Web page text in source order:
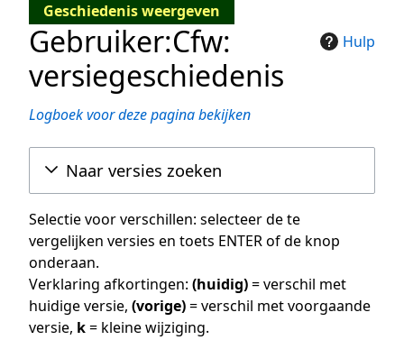
Geschiedenis weergeven
Hulp
Gebruiker:Cfw:
versiegeschiedenis
Logboek voor deze pagina bekijken
Naar versies zoeken
Selectie voor verschillen: selecteer de te
vergelijken versies en toets ENTER of de knop
onderaan.
Verklaring afkortingen: (huidig)= verschil met
huidige versie, (vorige)= verschil met voorgaande
versie, k= kleine wijziging.